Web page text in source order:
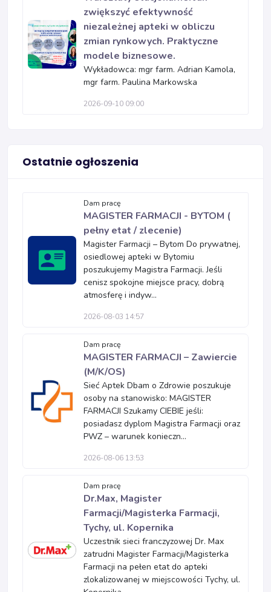
zwiększyć efektywność
niezależnej apteki w obliczu
zmian rynkowych. Praktyczne
modele biznesowe.
Wykładowca: mgr farm. Adrian Kamola,
mgr farm. Paulina Markowska
2026-09-10 09:00
Ostatnie ogłoszenia
Dam pracę
MAGISTER FARMACJI - BYTOM (
pełny etat / zlecenie)
Magister Farmacji – Bytom Do prywatnej,
osiedlowej apteki w Bytomiu
poszukujemy Magistra Farmacji. Jeśli
cenisz spokojne miejsce pracy, dobrą
atmosferę i indyw...
2026-08-03 14:57
Dam pracę
MAGISTER FARMACJI – Zawiercie
(M/K/OS)
Sieć Aptek Dbam o Zdrowie poszukuje
osoby na stanowisko: MAGISTER
FARMACJI Szukamy CIEBIE jeśli:
posiadasz dyplom Magistra Farmacji oraz
PWZ – warunek konieczn...
2026-08-06 13:53
Dam pracę
Dr.Max, Magister
Farmacji/Magisterka Farmacji,
Tychy, ul. Kopernika
Uczestnik sieci franczyzowej Dr. Max
zatrudni Magister Farmacji/Magisterka
Farmacji na pełen etat do apteki
zlokalizowanej w miejscowości Tychy, ul.